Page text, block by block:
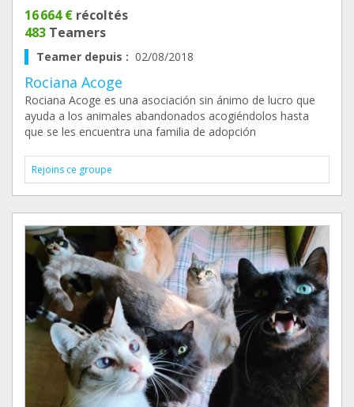
16 664 € récoltés
483 Teamers
Teamer depuis : 02/08/2018
Rociana Acoge
Rociana Acoge es una asociación sin ánimo de lucro que
ayuda a los animales abandonados acogiéndolos hasta
que se les encuentra una familia de adopción
Rejoins ce groupe